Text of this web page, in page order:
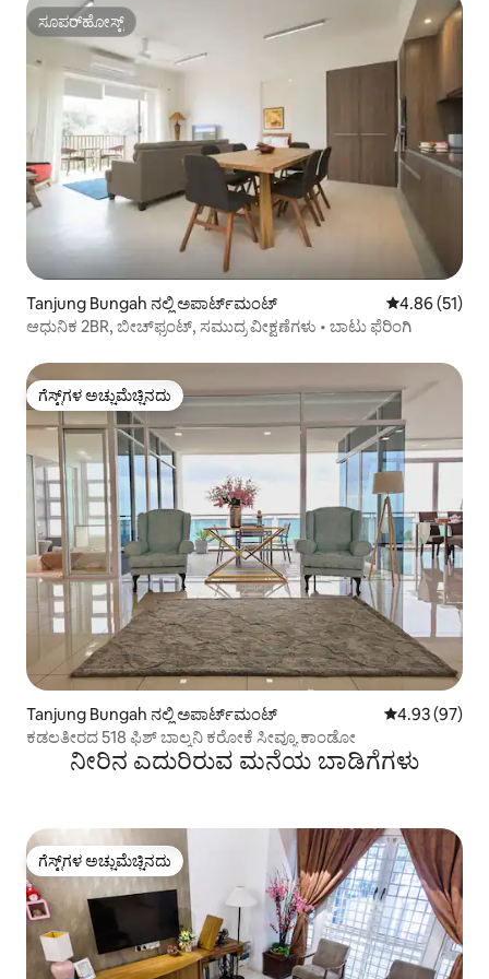
ಸೂಪರ್‌ಹೋಸ್ಟ್
ಸೂಪರ್‌ಹೋಸ್ಟ್
Tanjung Bungah ನಲ್ಲಿ ಅಪಾರ್ಟ್‌ಮಂಟ್ 5 ರಲ್ಲಿ 4.86
4.86 (51)
ಆಧುನಿಕ 2BR, ಬೀಚ್‌ಫ್ರಂಟ್, ಸಮುದ್ರ ವೀಕ್ಷಣೆಗಳು • ಬಾಟು ಫೆರಿಂಗಿ
ಗೆಸ್ಟ್‌ಗಳ ಅಚ್ಚುಮೆಚ್ಚಿನದು
ಗೆಸ್ಟ್‌ಗಳ ಅಚ್ಚುಮೆಚ್ಚಿನದು
Tanjung Bungah ನಲ್ಲಿ ಅಪಾರ್ಟ್‌ಮಂಟ್ 5 ರಲ್ಲಿ 4.93
4.93 (97)
ಕಡಲತೀರದ 518 ಫಿಶ್ ಬಾಲ್ಕನಿ ಕರೋಕೆ ಸೀವ್ಯೂ ಕಾಂಡೋ
ನೀರಿನ ಎದುರಿರುವ ಮನೆಯ ಬಾಡಿಗೆಗಳು
ಗೆಸ್ಟ್‌ಗಳ ಅಚ್ಚುಮೆಚ್ಚಿನದು
ಗೆಸ್ಟ್‌ಗಳ ಅಚ್ಚುಮೆಚ್ಚಿನದು